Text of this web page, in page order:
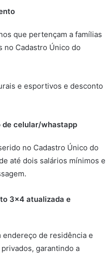
que pertençam a famílias
no Cadastro Único do
e esportivos e desconto
de celular/whastapp
no Cadastro Único do
até dois salários mínimos e
3×4 atualizada e
de residência e
garantindo a